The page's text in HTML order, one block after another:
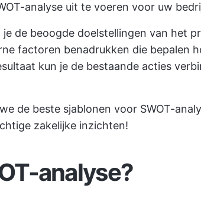
analyse uit te voeren voor uw
je de beoogde doelstellingen van het
factoren benadrukken die bepalen
kun je de bestaande acties
de beste sjablonen voor SWOT-
zakelijke inzichten!
analyse?